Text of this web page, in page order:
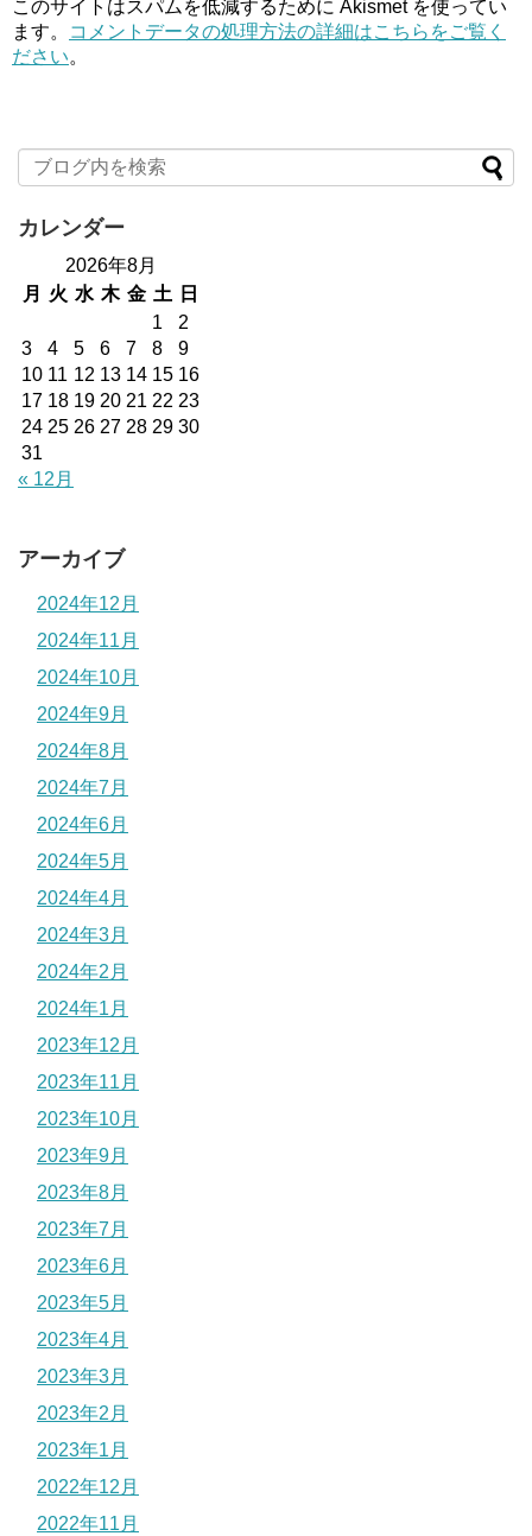
このサイトはスパムを低減するために Akismet を使ってい
ます。
コメントデータの処理方法の詳細はこちらをご覧く
ださい。
カレンダー
2026年8月
月
火 水 木 金 土
日
1
2
3
4 5 6 7 8
9
10 11 12 13 14 15 16
17 18 19 20 21 22 23
24 25 26 27 28 29 30
31
« 12月
アーカイブ
2024年12月
2024年11月
2024年10月
2024年9月
2024年8月
2024年7月
2024年6月
2024年5月
2024年4月
2024年3月
2024年2月
2024年1月
2023年12月
2023年11月
2023年10月
2023年9月
2023年8月
2023年7月
2023年6月
2023年5月
2023年4月
2023年3月
2023年2月
2023年1月
2022年12月
2022年11月